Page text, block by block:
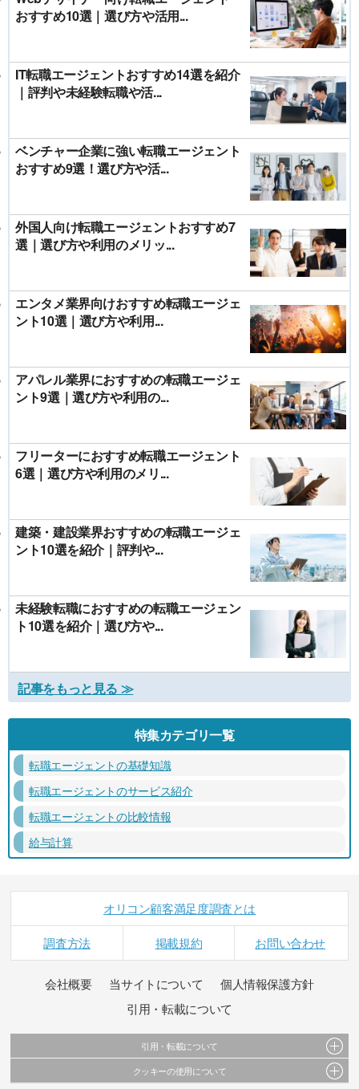
おすすめ10選｜選び方や活用...
IT転職エージェントおすすめ14選を紹介
｜評判や未経験転職や活...
ベンチャー企業に強い転職エージェント
おすすめ9選！選び方や活...
外国人向け転職エージェントおすすめ7
選｜選び方や利用のメリッ...
エンタメ業界向けおすすめ転職エージェ
ント10選｜選び方や利用...
アパレル業界におすすめの転職エージェ
ント9選｜選び方や利用の...
フリーターにおすすめ転職エージェント
6選｜選び方や利用のメリ...
建築・建設業界おすすめの転職エージェ
ント10選を紹介｜評判や...
未経験転職におすすめの転職エージェン
ト10選を紹介｜選び方や...
記事をもっと見る ≫
特集カテゴリ一覧
転職エージェントの基礎知識
転職エージェントのサービス紹介
転職エージェントの比較情報
給与計算
オリコン顧客満足度調査とは
調査方法 掲載規約 お問い合わせ
会社概要 当サイトについて
個人情報保護方針
引用・転載について
引用・転載について
当サイトで公開されている情報（文字、写真、イラスト、画像データ等）及びこれらの配
クッキーの使用について